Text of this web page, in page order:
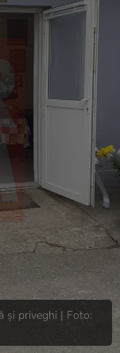
și priveghi | Foto: